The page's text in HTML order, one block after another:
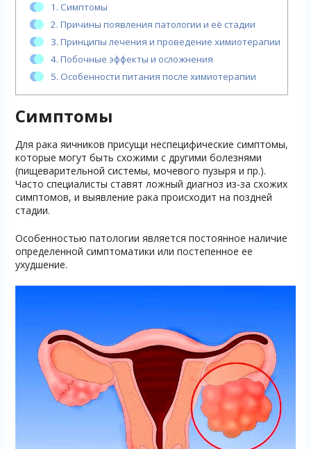
1. Симптомы
2. Причины появления патологии и её стадии
3. Принципы лечения и проведение химиотерапии
4. Побочные эффекты и осложнения
5. Особенности питания после химиотерапии
Симптомы
Для рака яичников присущи неспецифические симптомы,
которые могут быть схожими с другими болезнями
(пищеварительной системы, мочевого пузыря и пр.).
Часто специалисты ставят ложный диагноз из-за схожих
симптомов, и выявление рака происходит на поздней
стадии.
Особенностью патологии является постоянное наличие
определенной симптоматики или постепенное ее
ухудшение.